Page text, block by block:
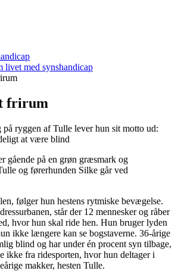
livet med synshandicap
frirum
på ryggen af Tulle lever hun sit motto ud:
at være blind
følger hun hestens rytmiske bevægelse.
står der 12 mennesker og råber
hvor hun skal ride hen. Hun bruger lyden
ikke længere kan se bogstaverne. 36-årige
blind og har under én procent syn tilbage,
ikke fra ridesporten, hvor hun deltager i
makker, hesten Tulle.